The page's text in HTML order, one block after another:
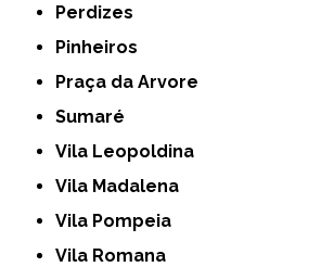
Perdizes
Pinheiros
Praça da Arvore
Sumaré
Vila Leopoldina
Vila Madalena
Vila Pompeia
Vila Romana